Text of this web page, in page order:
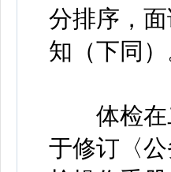
分排序，
知（下同）
体检在二
于修订〈